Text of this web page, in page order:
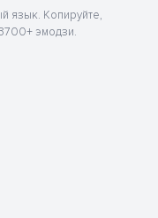
язык. Копируйте,
эмодзи.